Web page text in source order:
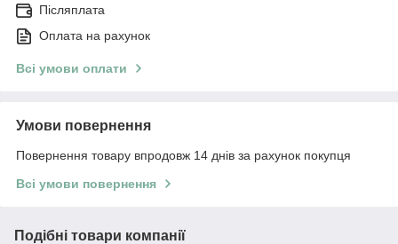
Післяплата
Оплата на рахунок
Всі умови оплати
Умови повернення
Повернення товару впродовж 14 днів за рахунок покупця
Всі умови повернення
Подібні товари компанії